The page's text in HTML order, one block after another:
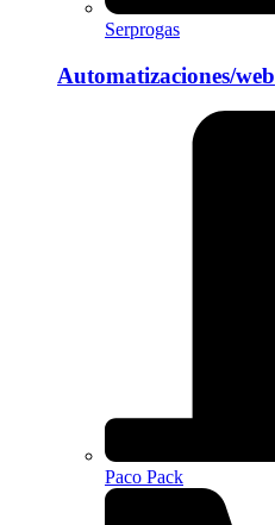
Serprogas
Automatizaciones/web
Paco Pack